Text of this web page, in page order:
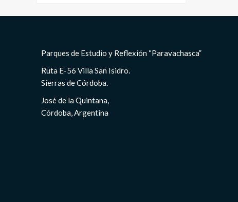
Parques de Estudio y Reflexión “Paravachasca”
Ruta E-56 Villa San Isidro.
Sierras de Córdoba.
José de la Quintana,
Córdoba, Argentina